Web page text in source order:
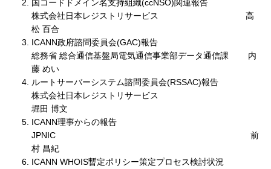
国コードドメイン名支持組織(ccNSO)関連報告
株式会社日本レジストリサービス 高
松 百合
ICANN政府諮問委員会(GAC)報告
総務省 総合通信基盤局電気通信事業部データ通信課 内
藤 めい
ルートサーバーシステム諮問委員会(RSSAC)報告
株式会社日本レジストリサービス
堀田 博文
ICANN理事からの報告
JPNIC 前
村 昌紀
ICANN WHOIS暫定ポリシー策定プロセス検討状況